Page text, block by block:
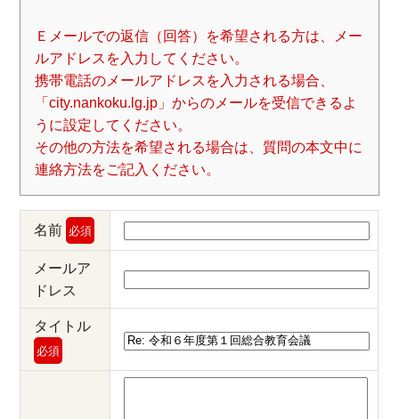
Ｅメールでの返信（回答）を希望される方は、メー
ルアドレスを入力してください。
携帯電話のメールアドレスを入力される場合、
「city.nankoku.lg.jp」からのメールを受信できるよ
うに設定してください。
その他の方法を希望される場合は、質問の本文中に
連絡方法をご記入ください。
名前 必須
メールア
ドレス
タイトル
必須